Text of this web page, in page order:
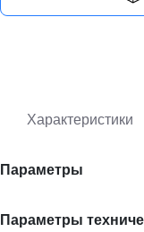
Характеристики
Параметры
Параметры